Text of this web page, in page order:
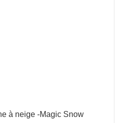
à neige -Magic Snow